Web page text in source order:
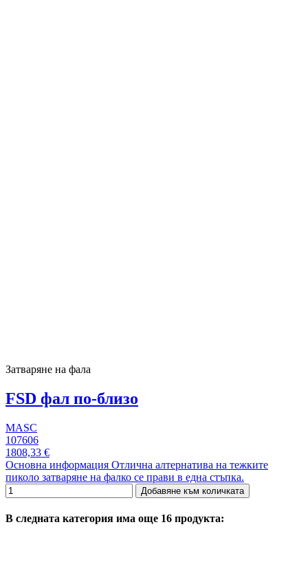
Затваряне на фала
FSD фал по-близо
MASC
107606
1808,33 €
Основна информация Отлична алтернатива на тежките
пиколо затваряне на фалко се прави в една стъпка.
Добавяне към количката
В следната категория има още 16 продукта: